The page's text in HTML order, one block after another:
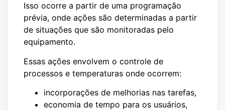
Isso ocorre a partir de uma programação
prévia, onde ações são determinadas a partir
de situações que são monitoradas pelo
equipamento.
Essas ações envolvem o controle de
processos e temperaturas onde ocorrem:
incorporações de melhorias nas tarefas,
economia de tempo para os usuários,